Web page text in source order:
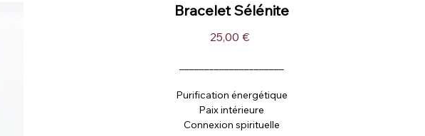
Bracelet Sélénite
25,00 €Prix
Purification énergétique
Paix intérieure
Connexion spirituelle